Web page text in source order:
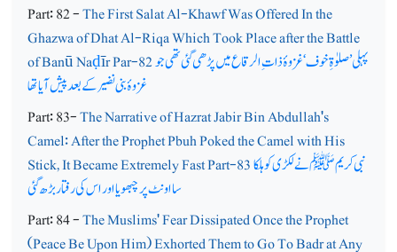
Part: 82 -The First Salat Al-Khawf Was Offered In the
Ghazwa of Dhat Al-Riqa Which Took Place after the Battle
of Banū Naḍīr Par-82پہلی’ صلوٰۃِ خوف ‘ غزوۂ ذات ِ الرقاع میں پڑھی گئی تھی جو
غزوۂ بنی نضیر کے بعد پیش آیا تھا
Part: 83-The Narrative of Hazrat Jabir Bin Abdullah's
Camel: After the Prophet Pbuh Poked the Camel with His
Stick, It Became Extremely Fast Part-83نبی کریم ﷺنے لکڑی کو ہلکا
سا اونٹ پر چبھویا اور اس کی رفتار بڑھ گئی
Part: 84 -The Muslims' Fear Dissipated Once the Prophet
(Peace Be Upon Him) Exhorted Them to Go To Badr at Any